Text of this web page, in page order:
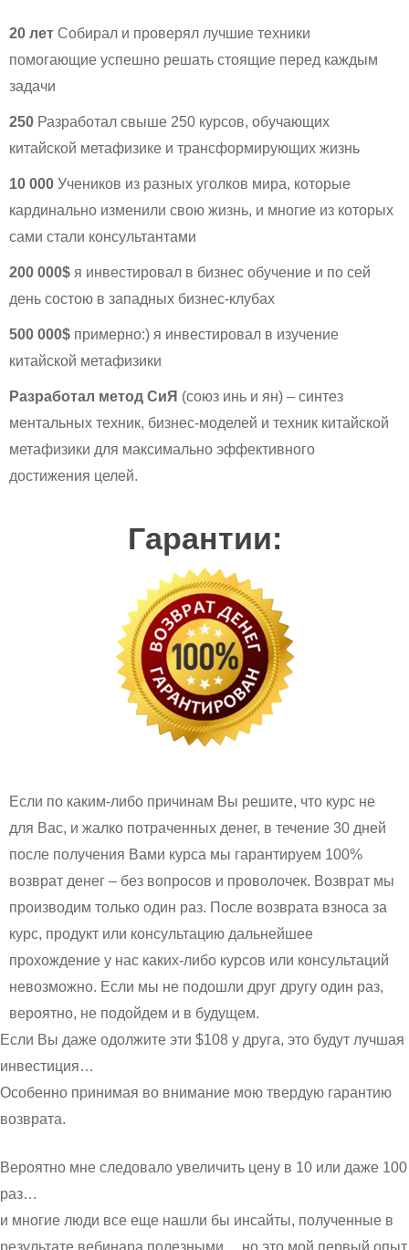
20 лет Собирал и проверял лучшие техники
помогающие успешно решать стоящие перед каждым
задачи
250 Разработал свыше 250 курсов, обучающих
китайской метафизике и трансформирующих жизнь
10 000 Учеников из разных уголков мира, которые
кардинально изменили свою жизнь, и многие из которых
сами стали консультантами
200 000$ я инвестировал в бизнес обучение и по сей
день состою в западных бизнес-клубах
500 000$ примерно:) я инвестировал в изучение
китайской метафизики
Разработал метод СиЯ (союз инь и ян) – синтез
ментальных техник, бизнес-моделей и техник китайской
метафизики для максимально эффективного
достижения целей.
Гарантии:
Если по каким-либо причинам Вы решите, что курс не
для Вас, и жалко потраченных денег, в течение 30 дней
после получения Вами курса мы гарантируем 100%
возврат денег – без вопросов и проволочек. Возврат мы
производим только один раз. После возврата взноса за
курс, продукт или консультацию дальнейшее
прохождение у нас каких-либо курсов или консультаций
невозможно. Если мы не подошли друг другу один раз,
вероятно, не подойдем и в будущем.
Если Вы даже одолжите эти $108 у друга, это будут лучшая
инвестиция…
Особенно принимая во внимание мою твердую гарантию
возврата.
Вероятно мне следовало увеличить цену в 10 или даже 100
раз…
и многие люди все еще нашли бы инсайты, полученные в